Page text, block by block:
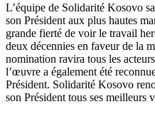
L’équipe de Solidarité Kosovo
son Président aux plus hautes
grande fierté de voir le travail
deux décennies en faveur de la
nomination ravira tous les
l’œuvre a également été
Président. Solidarité Kosovo
son Président tous ses meilleurs